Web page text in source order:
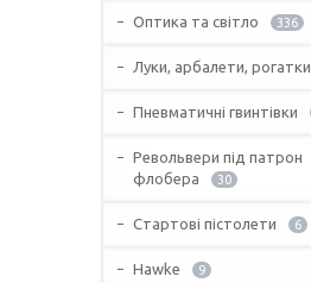
Оптика та світло 336
Луки, арбалети, рогатки
Пневматичні гвинтівки
Револьвери під патрон
флобера
30
Стартові пістолети 6
Hawke 9